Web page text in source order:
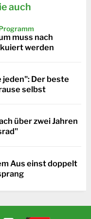
auch
muss nach
werden
jeden": Der beste
selbst
über zwei Jahren
Aus einst doppelt